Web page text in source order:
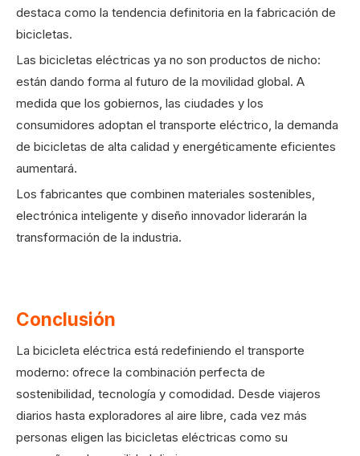
destaca como la tendencia definitoria en la fabricación de
bicicletas.
Las bicicletas eléctricas ya no son productos de nicho:
están dando forma al futuro de la movilidad global. A
medida que los gobiernos, las ciudades y los
consumidores adoptan el transporte eléctrico, la demanda
de bicicletas de alta calidad y energéticamente eficientes
aumentará.
Los fabricantes que combinen materiales sostenibles,
electrónica inteligente y diseño innovador liderarán la
transformación de la industria.
Conclusión
La bicicleta eléctrica está redefiniendo el transporte
moderno: ofrece la combinación perfecta de
sostenibilidad, tecnología y comodidad. Desde viajeros
diarios hasta exploradores al aire libre, cada vez más
personas eligen las bicicletas eléctricas como su